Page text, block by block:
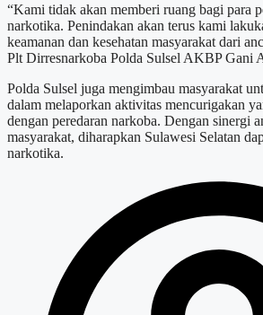
“Kami tidak akan memberi ruang bagi para
narkotika. Penindakan akan terus kami
keamanan dan kesehatan masyarakat dari
Plt Dirresnarkoba Polda Sulsel AKBP Gani
Polda Sulsel juga mengimbau masyarakat
dalam melaporkan aktivitas mencurigakan
dengan peredaran narkoba. Dengan sinergi
masyarakat, diharapkan Sulawesi Selatan
narkotika.